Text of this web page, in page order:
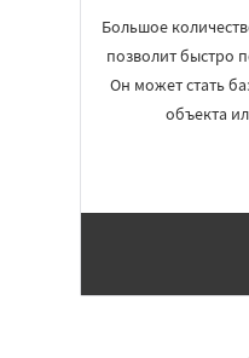
Большое
позволит быстро
Он может стать
объекта